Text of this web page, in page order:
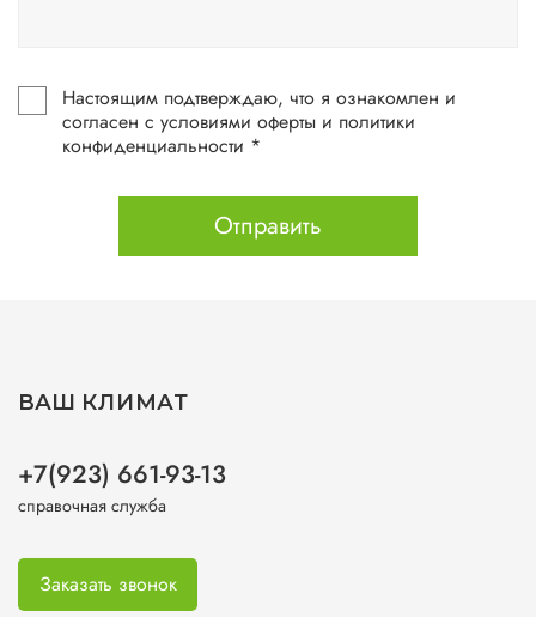
Настоящим подтверждаю, что я ознакомлен и
согласен с условиями оферты и политики
конфиденциальности *
Отправить
ВАШ КЛИМАТ
+7(923) 661-93-13
справочная служба
Заказать звонок